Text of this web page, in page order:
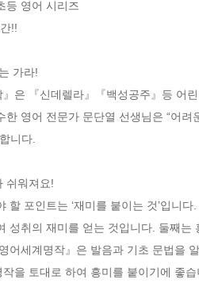
등 영어 시리즈
!!
가라!
』은 『신데렐라』『백성공주』등
한 영어 전문가 문단열 선생님은 “어
니다.
쉬워져요!
할 포인트는 ‘재미를 붙이는 것’입니
성취의 재미를 얻는 것입니다. 둘째
어세계명작』은 발음과 기초 문법을
을 토대로 하여 흥미를 붙이기에 좋